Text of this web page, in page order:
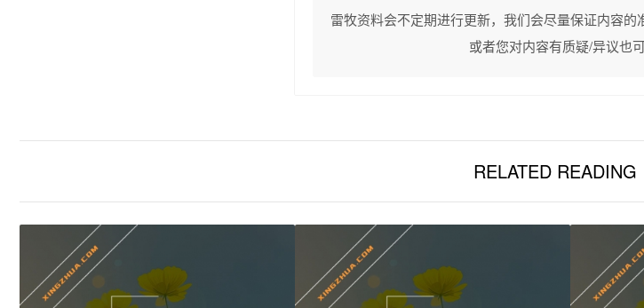
雷牧资料会不定期进行更新，我们会尽量保证内容的
或者您对内容有质疑/异议也
RELATED READING